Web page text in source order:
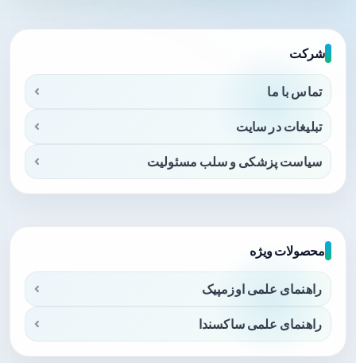
شرکت
تماس با ما
تبلیغات در سایت
سیاست پزشکی و سلب مسئولیت
محصولات ویژه
راهنمای علمی اوزمپیک
راهنمای علمی ساکسندا